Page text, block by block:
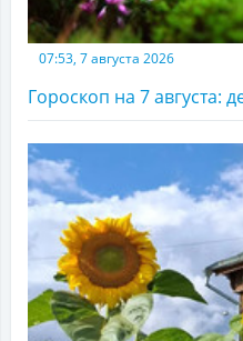
07:53, 7 августа 2026
Гороскоп на 7 августа: